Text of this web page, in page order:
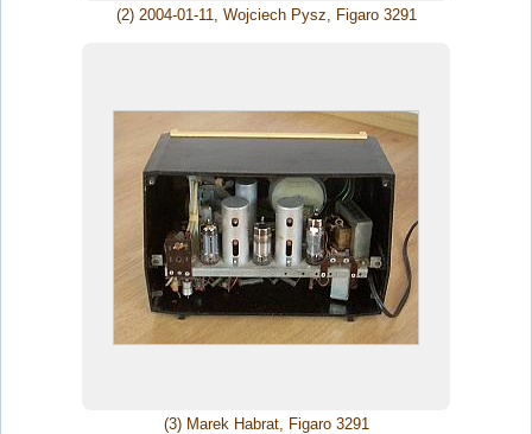
(2) 2004-01-11, Wojciech Pysz, Figaro 3291
(3) Marek Habrat, Figaro 3291